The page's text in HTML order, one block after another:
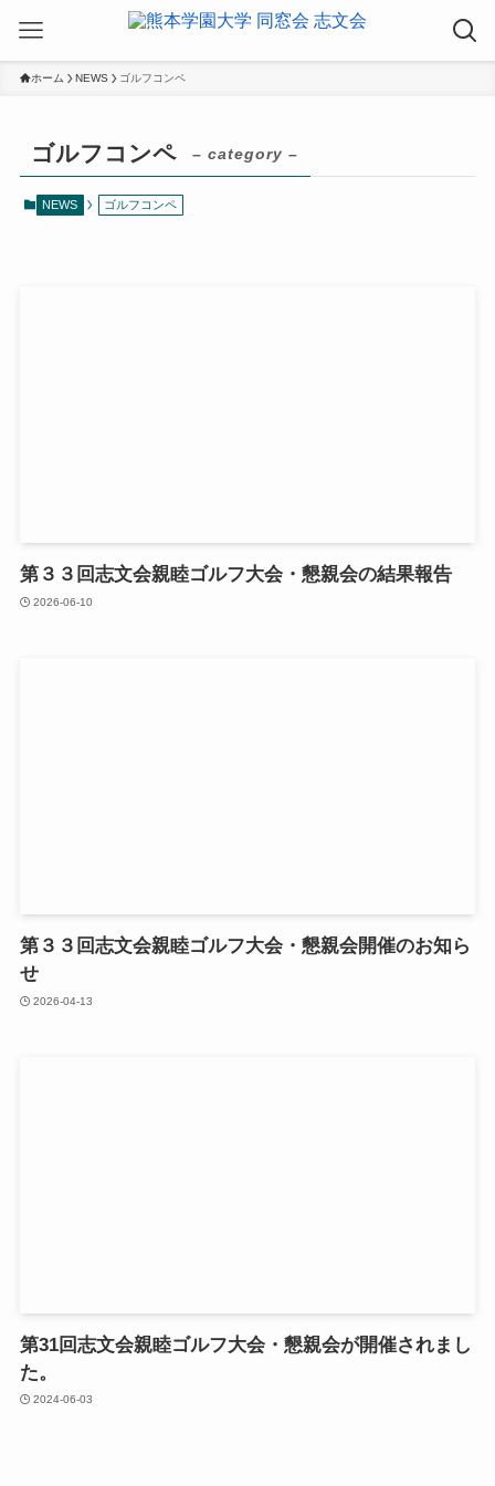
ホーム NEWS ゴルフコンペ
ゴルフコンペ – category –
NEWS ゴルフコンペ
第３３回志文会親睦ゴルフ大会・懇親会の結果報告
2026-06-10
第３３回志文会親睦ゴルフ大会・懇親会開催のお知ら
せ
2026-04-13
第31回志文会親睦ゴルフ大会・懇親会が開催されまし
た。
2024-06-03